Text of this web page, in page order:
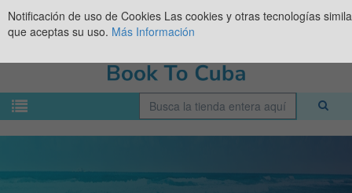
Notificación de uso de Cookies Las cookies y otras tecnologías
que aceptas su uso. Más Información